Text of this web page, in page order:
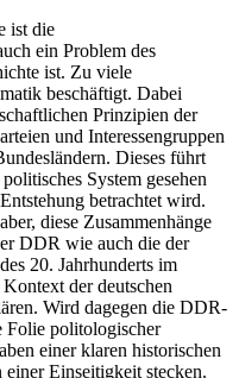
ist die
ein Problem des
ist. Zu viele
beschäftigt. Dabei
Prinzipien der
und Interessengruppen
Dieses führt
System gesehen
betrachtet wird.
diese Zusammenhänge
DDR wie auch die der
20. Jahrhunderts im
der deutschen
Wird dagegen die DDR-
Folie politologischer
einer klaren historischen
Einseitigkeit stecken.